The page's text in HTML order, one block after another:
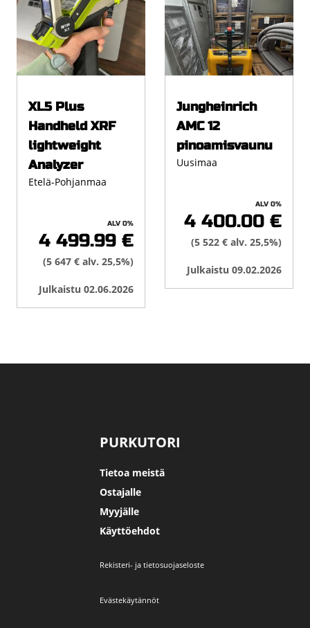
XL5 Plus
Handheld XRF
lightweight
Analyzer
Etelä-Pohjanmaa
ALV 0%
4 499.99 €
(5 647 € alv. 25,5%)
Julkaistu 02.06.2026
Jungheinrich
AMC 12
pinoamisvaunu
Uusimaa
ALV 0%
4 400.00 €
(5 522 € alv. 25,5%)
Julkaistu 09.02.2026
PURKUTORI
Tietoa meistä
Ostajalle
Myyjälle
Käyttöehdot
Rekisteri- ja tietosuojaseloste
Evästekäytännöt